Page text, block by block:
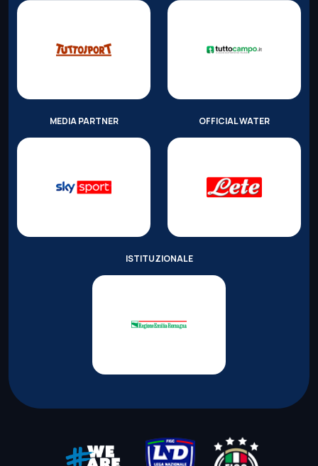
MEDIA PARTNER OFFICIAL WATER
ISTITUZIONALE